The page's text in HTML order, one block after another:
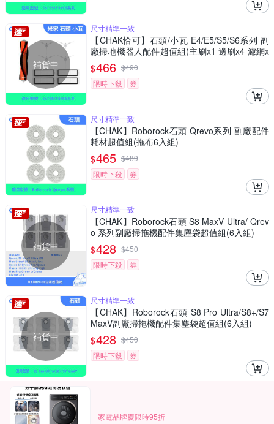
補貨中
尺寸精準一致
【CHAK恰可】石頭/小瓦 E4/E5/S5/S6系列 副
廠掃地機器人配件超值組(主刷x1 邊刷x4 濾網x
4)
$466 $490
限時下殺
券
尺寸精準一致
【CHAK】Roborock石頭 Qrevo系列 副廠配件
耗材超值組(拖布6入組)
$465 $489
限時下殺
券
補貨中
尺寸精準一致
【CHAK】Roborock石頭 S8 MaxV Ultra/ Qrev
o 系列副廠掃拖機配件集塵袋超值組(6入組)
$428 $450
限時下殺
券
補貨中
尺寸精準一致
【CHAK】Roborock石頭 S8 Pro Ultra/S8+/S7
MaxV副廠掃拖機配件集塵袋超值組(6入組)
$428 $450
限時下殺
券
家電品牌慶限時95折